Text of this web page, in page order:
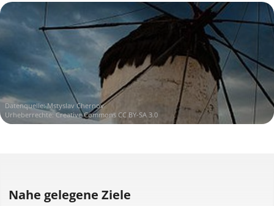
Datenquelle:Mstyslav Chernov
Urheberrechte: Creative Commons CC BY-SA 3.0
Nahe gelegene Ziele